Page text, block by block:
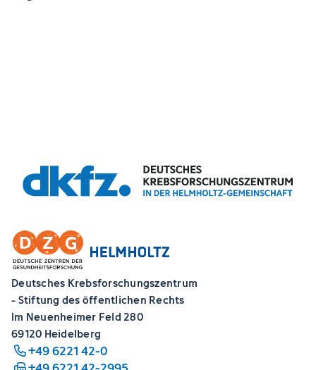
Deutsches Krebsforschungszentrum
- Stiftung des öffentlichen Rechts
Im Neuenheimer Feld 280
69120 Heidelberg
+49 6221 42-0